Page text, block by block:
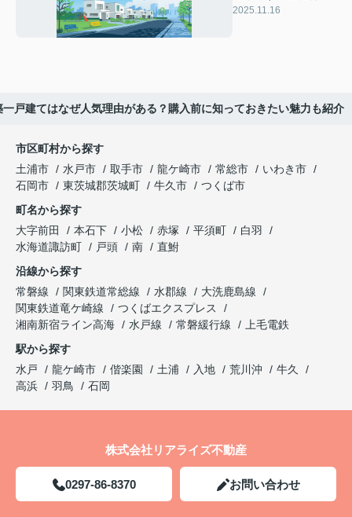
新築一戸建て購入や
2025.11.16
戸建てはなぜ人気理由がある？購入前に知っておきたい魅力も紹介
市区町村から探す
土浦市
水戸市 取手市 龍ケ崎市 常総市
いわき市
石岡市
東茨城郡茨城町 牛久市
つくば市
町名から探す
大字前田
本石下 小松 赤塚 平須町
白羽
水海道諏訪町
戸頭 南
直鮒
沿線から探す
常磐線
関東鉄道常総線 水郡線
大洗鹿島線
関東鉄道竜ケ崎線
つくばエクスプレス
湘南新宿ライン高海
水戸線 常磐緩行線
上毛電鉄
駅から探す
水戸
龍ケ崎市 偕楽園 土浦 入地 荒川沖
牛久
高浜
羽鳥 石岡
株式会社リアライズ不動産
0297-86-8370 お問い合わせ